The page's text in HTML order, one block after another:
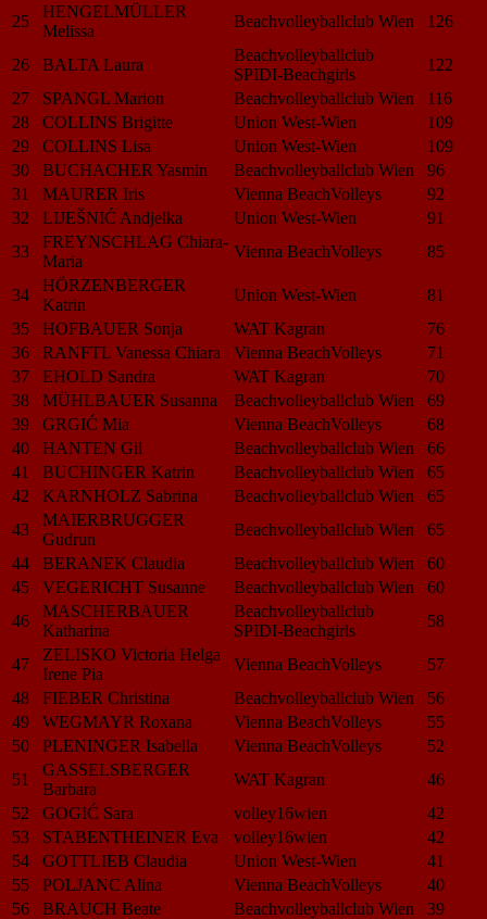
25
HENGELMÜLLER
Melissa
Beachvolleyballclub Wien 126
26 BALTA Laura
Beachvolleyballclub
SPIDI-Beachgirls
122
27
SPANGL Marion Beachvolleyballclub Wien
116
28
COLLINS Brigitte Union West-Wien
109
29
COLLINS Lisa Union West-Wien
109
30
BUCHACHER Yasmin Beachvolleyballclub Wien
96
31
MAURER Iris Vienna BeachVolleys
92
32
LIJEŠNIĆ Andjelka Union West-Wien
91
33
FREYNSCHLAG Chiara-
Maria
Vienna BeachVolleys 85
34
HÖRZENBERGER
Katrin
Union West-Wien
81
35
HOFBAUER Sonja WAT Kagran
76
36
RANFTL Vanessa Chiara Vienna BeachVolleys
71
37
EHOLD Sandra WAT Kagran
70
38
MÜHLBAUER Susanna Beachvolleyballclub Wien
69
39
GRGIĆ Mia Vienna BeachVolleys
68
40
HANTEN Gil Beachvolleyballclub Wien
66
41
BUCHINGER Katrin Beachvolleyballclub Wien
65
42
KARNHOLZ Sabrina Beachvolleyballclub Wien
65
43
MAIERBRUGGER
Gudrun
Beachvolleyballclub Wien
65
44
BERANEK Claudia Beachvolleyballclub Wien
60
45
VEGERICHT Susanne Beachvolleyballclub Wien
60
46
MASCHERBAUER
Katharina
Beachvolleyballclub
SPIDI-Beachgirls
58
47
ZELISKO Victoria Helga
Irene Pia
Vienna BeachVolleys
57
48
FIEBER Christina Beachvolleyballclub Wien
56
49
WEGMAYR Roxana Vienna BeachVolleys
55
50
PLENINGER Isabella Vienna BeachVolleys
52
51
GASSELSBERGER
Barbara
WAT Kagran
46
52
GOGIĆ Sara volley16wien
42
53
STABENTHEINER Eva volley16wien
42
54
GOTTLIEB Claudia Union West-Wien
41
55
POLJANC Alina Vienna BeachVolleys
40
56
BRAUCH Beate Beachvolleyballclub Wien
39